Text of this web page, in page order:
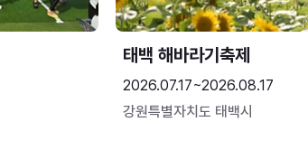
태백 해바라기축제
2026.07.17~2026.08.17
강원특별자치도 태백시